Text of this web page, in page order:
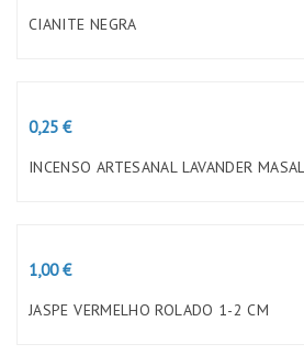
CIANITE NEGRA
Preço
0,25 €
INCENSO ARTESANAL LAVANDER
Preço
1,00 €
JASPE VERMELHO ROLADO 1-2 CM